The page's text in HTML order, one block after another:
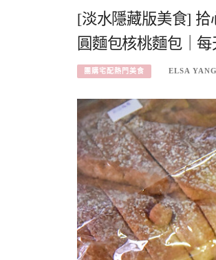
[淡水隱藏版美食]
圓麵包核桃麵包｜
團購宅配熱門美食 ELSA YANG